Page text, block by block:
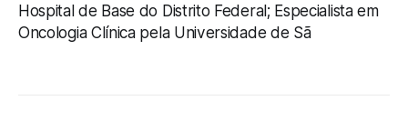
Hospital de Base do Distrito Federal; Especialista em
Oncologia Clínica pela Universidade de Sã